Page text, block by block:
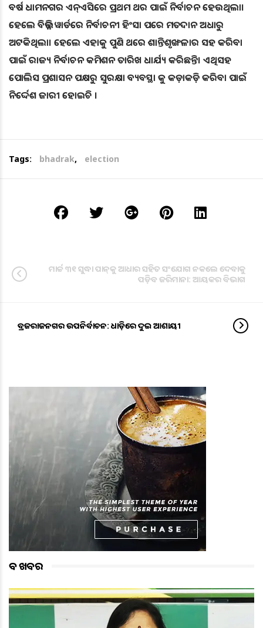
ବର୍ଷ ଧାମନଗର ଏନ୍ଏସିରେ ପ୍ରଥମ ଥର ପାଇଁ ନିର୍ବାଚନ ହେଉଥିଲା।
ହେଲେ ବିଭିନ୍ନ ୱାର୍ଡରେ ନିର୍ବାଚନୀ ହିଂସା ପରେ ମତଦାନ ଅଧାରୁ
ଅଟକିଥିଲା। ହେଲେ ଏହାକୁ ପୁଣି ଥରେ ଶାନ୍ତିଶୃଙ୍ଖଳାର ସହ କରିବା
ପାଇଁ ରାଜ୍ୟ ନିର୍ବାଚନ କମିଶନ ତାରିଖ ଧାର୍ଯ୍ୟ କରିଛନ୍ତି। ଏଥିସହ
ପୋଲିସ ପ୍ରଶାସନ ପକ୍ଷରୁ ସୁରକ୍ଷା ବ୍ୟବସ୍ଥା କୁ କଡ଼ାକଡ଼ି କରିବା ପାଇଁ
ନିର୍ଦ୍ଦେଶ ଜାରୀ ହୋଇଚି ।
Tags: bhadrak, election
ମାର୍ଚ୍ଚ ୩୧ ସୁଦ୍ଧା ପାନ୍‌କୁ ଆଧାର ସହିତ ସଂଯୋଗ ନକଲେ ଦେବାକୁ
ପଡ଼ିବ ଜରିମାନା: ଆୟକର ବିଭାଗ
ବ୍ରଜରାଜନଗର ଉପନିର୍ବାଚନ: ଧାଡ଼ିରେ ଦୁଇ ଆଶାୟୀ
ବଡ ଖବର